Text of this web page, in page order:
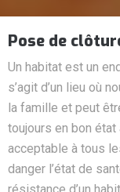
Pose de
Un habitat est un
s’agit d’un lieu où
la famille et peut
toujours en bon
acceptable à tous
danger l’état de